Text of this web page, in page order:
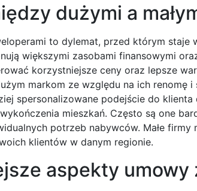
dużymi a
to dylemat, przed którym staje
większymi zasobami finansowymi
korzystniejsze ceny oraz lepsze
markom ze względu na ich renomę
spersonalizowane podejście do
mieszkań. Często są one
potrzeb nabywców. Małe
klientów w danym regionie.
aspekty umowy